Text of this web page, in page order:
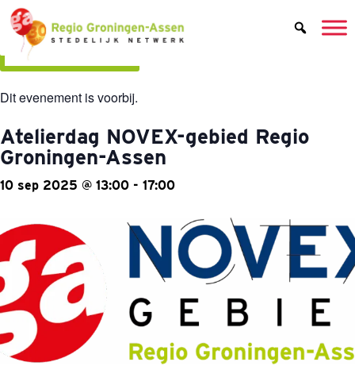
Alle evenementen
Dit evenement is voorbij.
Atelierdag NOVEX-gebied Regio
Groningen-Assen
10 sep 2025 @ 13:00 - 17:00